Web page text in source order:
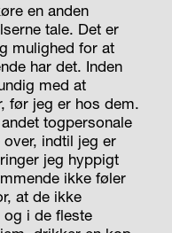
en anden
tale. Det er
mulighed for at
har det. Inden
med at
før jeg er hos dem.
togpersonale
indtil jeg er
jeg hyppigt
ikke føler
at de ikke
i de fleste